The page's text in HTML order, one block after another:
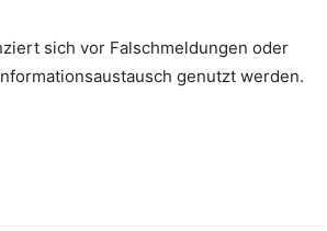
sich vor Falschmeldungen oder
genutzt werden.